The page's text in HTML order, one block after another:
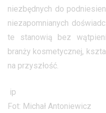
niezbędnych do
niezapomnianych
te stanowią bez
branży kosmetycznej,
na przyszłość.
ip
Fot: Michał Antoniewicz